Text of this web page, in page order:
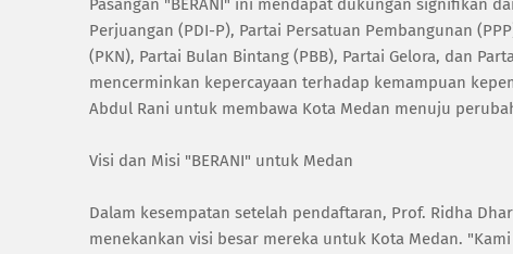
Pasangan "BERANI" ini mendapat dukungan signifikan
Perjuangan (PDI-P), Partai Persatuan Pembangunan
(PKN), Partai Bulan Bintang (PBB), Partai Gelora, dan
mencerminkan kepercayaan terhadap kemampuan
Abdul Rani untuk membawa Kota Medan menuju
Visi dan Misi "BERANI" untuk Medan
Dalam kesempatan setelah pendaftaran, Prof. Ridha
menekankan visi besar mereka untuk Kota Medan.